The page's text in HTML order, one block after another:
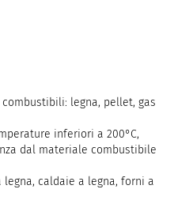
legna, pellet, gas
inferiori a 200°C,
dal materiale combustibile
caldaie a legna, forni a